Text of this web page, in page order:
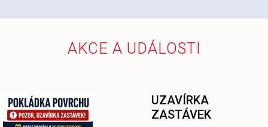
AKCE A UDÁLOSTI
UZAVÍRKA
ZASTÁVEK